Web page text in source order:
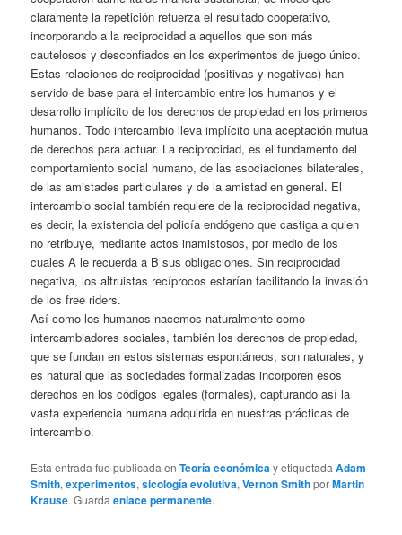
claramente la repetición refuerza el resultado cooperativo,
incorporando a la reciprocidad a aquellos que son más
cautelosos y desconfiados en los experimentos de juego único.
Estas relaciones de reciprocidad (positivas y negativas) han
servido de base para el intercambio entre los humanos y el
desarrollo implícito de los derechos de propiedad en los primeros
humanos. Todo intercambio lleva implícito una aceptación mutua
de derechos para actuar. La reciprocidad, es el fundamento del
comportamiento social humano, de las asociaciones bilaterales,
de las amistades particulares y de la amistad en general. El
intercambio social también requiere de la reciprocidad negativa,
es decir, la existencia del policía endógeno que castiga a quien
no retribuye, mediante actos inamistosos, por medio de los
cuales A le recuerda a B sus obligaciones. Sin reciprocidad
negativa, los altruistas recíprocos estarían facilitando la invasión
de los free riders.
Así como los humanos nacemos naturalmente como
intercambiadores sociales, también los derechos de propiedad,
que se fundan en estos sistemas espontáneos, son naturales, y
es natural que las sociedades formalizadas incorporen esos
derechos en los códigos legales (formales), capturando así la
vasta experiencia humana adquirida en nuestras prácticas de
intercambio.
Esta entrada fue publicada enTeoría económicay etiquetadaAdam
Smith,experimentos,sicología evolutiva,Vernon SmithporMartin
Krause. Guardaenlace permanente.